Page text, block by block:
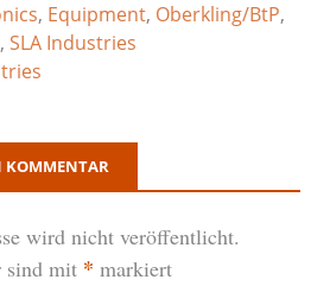
, Equipment, Oberkling/BtP,
, SLA Industries
KOMMENTAR
wird nicht veröffentlicht.
sind mit * markiert